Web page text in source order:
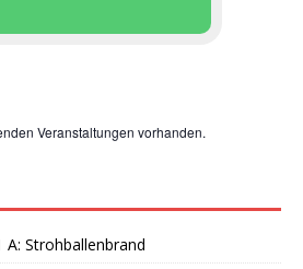
Veranstaltungen vorhanden.
A: Strohballenbrand